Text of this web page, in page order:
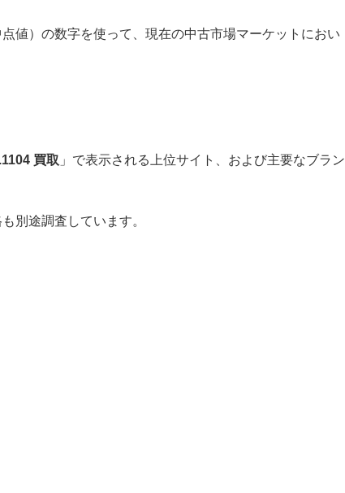
値）の数字を使って、現在の中古市場マーケットにおい
買取 」で表示される上位サイト、および主要なブラン
別途調査しています。